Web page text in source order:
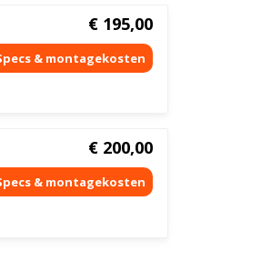
€ 195,00
€ 200,00